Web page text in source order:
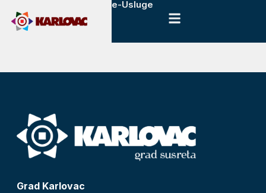
e-Usluge
Grad Karlovac